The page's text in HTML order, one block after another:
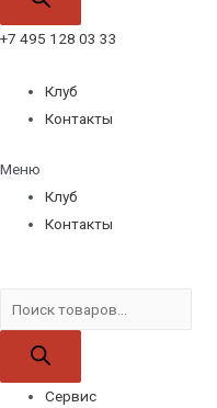
+7 495 128 03 33
Клуб
Контакты
Меню
Клуб
Контакты
товаров
Сервис